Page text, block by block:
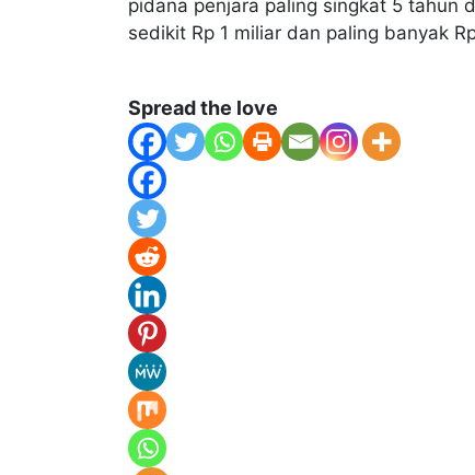
pidana penjara paling singkat 5 tahun
sedikit Rp 1 miliar dan paling banyak
Spread the love